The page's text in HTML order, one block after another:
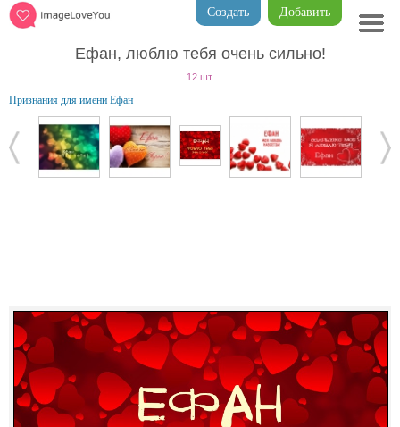
Добавить
Создать
Ефан, люблю тебя очень сильно!
12 шт.
Признания для имени Ефан